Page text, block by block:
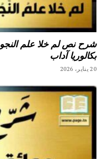
شرح نص لم خلا علم
بكالوريا آداب
20 يناير، 2026